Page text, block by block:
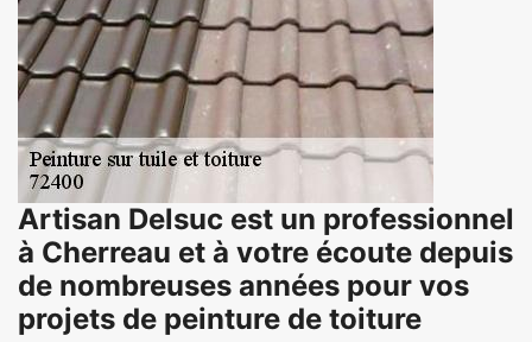
Artisan Delsuc est un professionnel
à Cherreau et à votre écoute depuis
de nombreuses années pour vos
projets de peinture de toiture